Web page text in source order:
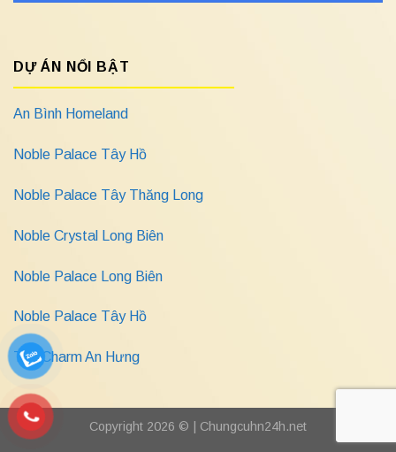
DỰ ÁN NỔI BẬT
An Bình Homeland
Noble Palace Tây Hồ
Noble Palace Tây Thăng Long
Noble Crystal Long Biên
Noble Palace Long Biên
Noble Palace Tây Hồ
The Charm An Hưng
Copyright 2026 © | Chungcuhn24h.net